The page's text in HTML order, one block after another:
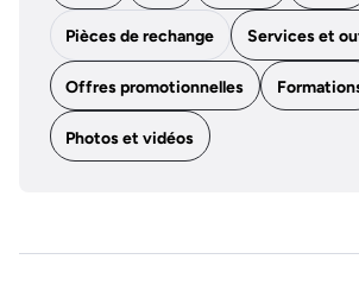
Pièces de rechange Services et
Offres promotionnelles
Photos et vidéos